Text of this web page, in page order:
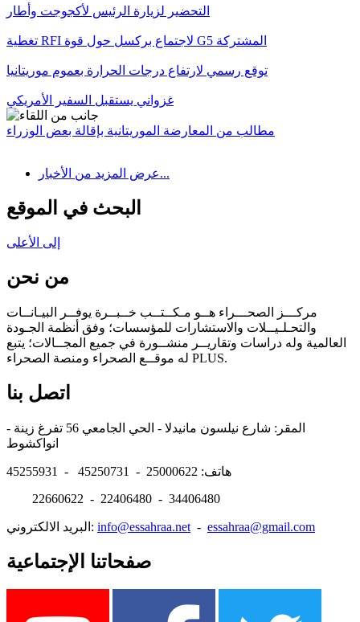
التحضير لزيارة الرئيس لأكجوجت وأطار
تغطية RFI لاجتماع بركسل حول قوة G5 المشتركة
توقع رسمي لارتفاع درجات الحرارة بعموم موريتانيا
غزواني يستقبل السفير الأمريكي
مطالب من المعارضة الموريتانية بإقالة بعض الوزراء
عرض المزيد من الأخبار...
البحث في الموقع
إلى الأعلى
من نحن
مركـــز الصحـــراء هــو مـكــتــب خــبــرة يوفــر البيـانــات
والتحـلـيــلات والاستشارات للمؤسسات؛ وفق أنظمة الجـودة
العالمية وله دراسات وتقاريــر منشــورة في جميع المجــالات؛ يتبع
له موقــع الصحراء ومنصة الصحراء PLUS.
اتصل بنا
المقر: شارع نيلسون مانيدلا - الحي الجامعي 56 تفرغ زينة -
هاتف: 25000622 - 45250731 - 45255931
22660622 - 22406480 - 34406480
البريد الالكتروني: info@essahraa.net - essahraa@gmail.com
صفحاتنا الإجتماعية